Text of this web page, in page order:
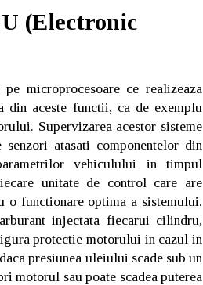
(Electronic
microprocesoare ce realizeaza
din aceste functii, ca de exemplu
Supervizarea acestor sisteme
atasati componentelor din
vehiculului in timpul
unitate de control care are
o functionare optima a sistemului.
injectata fiecarui cilindru,
protectie motorului in cazul in
presiunea uleiului scade sub un
motorul sau poate scadea puterea